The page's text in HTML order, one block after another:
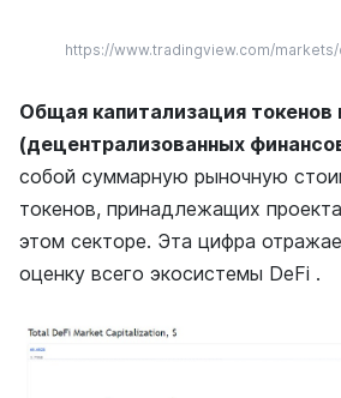
https://www.tradingview.com/
Общая капитализация токенов
(децентрализованных
собой суммарную рыночную
токенов, принадлежащих
этом секторе. Эта цифра
оценку всего экосистемы DeFi .